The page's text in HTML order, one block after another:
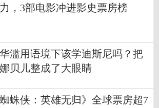
，3部电影冲进影史票房榜
滥用语境下该学迪斯尼吗？把
贝儿整成了大眼睛
蜘蛛侠：英雄无归》全球票房超7